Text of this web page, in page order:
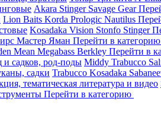
Akara Stinger Savage Gear
Lion Baits Korda Prologic Nautilus
Kosadaka Vision Stonfo Stinger
Мастер Яман Перейти в категорию
Mean Megabass Berkley Перейти в
садков, род-поды Middy Trabucco
садки Trabucco Kosadaka
тематическая литература и видео
Перейти в категорию